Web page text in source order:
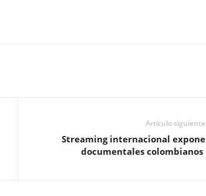
Artículo siguiente
Streaming internacional expone
documentales colombianos